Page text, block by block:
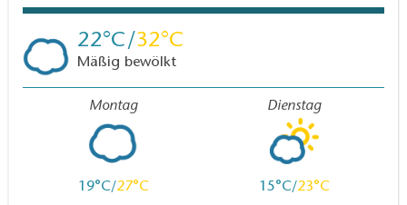
22 32
Mäßig bewölkt
Montag
19 27
Dienstag
15 23